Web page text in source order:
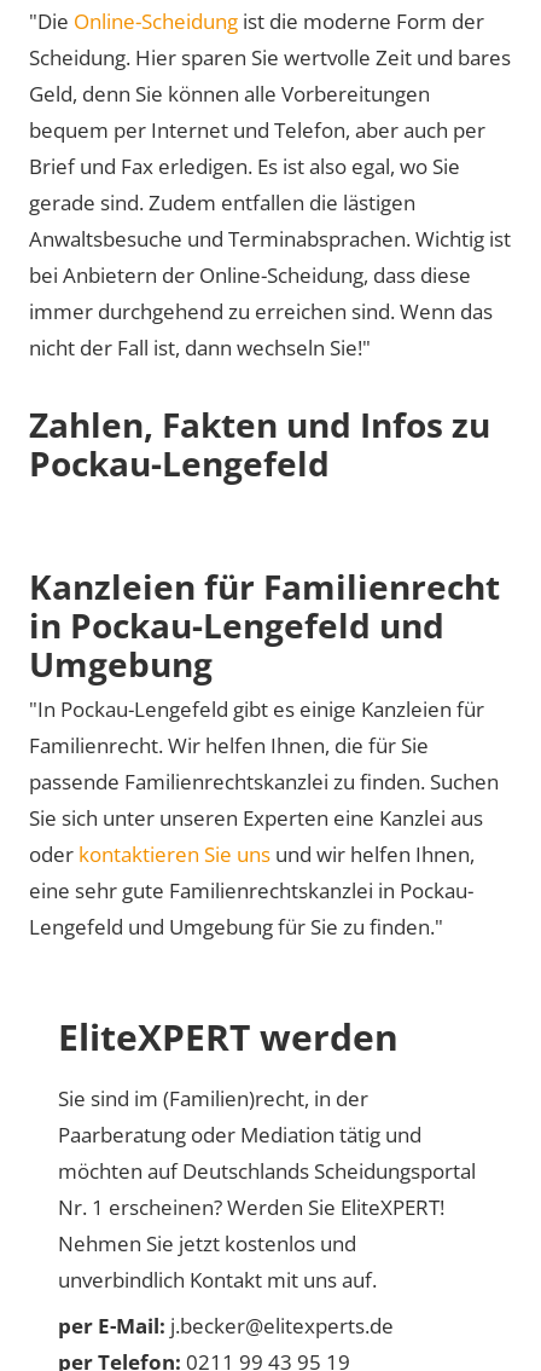
"Die Online-Scheidung ist die moderne Form der
Scheidung. Hier sparen Sie wertvolle Zeit und bares
Geld, denn Sie können alle Vorbereitungen
bequem per Internet und Telefon, aber auch per
Brief und Fax erledigen. Es ist also egal, wo Sie
gerade sind. Zudem entfallen die lästigen
Anwaltsbesuche und Terminabsprachen. Wichtig ist
bei Anbietern der Online-Scheidung, dass diese
immer durchgehend zu erreichen sind. Wenn das
nicht der Fall ist, dann wechseln Sie!"
Zahlen, Fakten und Infos zu
Pockau-Lengefeld
Kanzleien für Familienrecht
in Pockau-Lengefeld und
Umgebung
"In Pockau-Lengefeld gibt es einige Kanzleien für
Familienrecht. Wir helfen Ihnen, die für Sie
passende Familienrechtskanzlei zu finden. Suchen
Sie sich unter unseren Experten eine Kanzlei aus
oder kontaktieren Sie uns und wir helfen Ihnen,
eine sehr gute Familienrechtskanzlei in Pockau-
Lengefeld und Umgebung für Sie zu finden."
EliteXPERT werden
Sie sind im (Familien)recht, in der
Paarberatung oder Mediation tätig und
möchten auf Deutschlands Scheidungsportal
Nr. 1 erscheinen? Werden Sie EliteXPERT!
Nehmen Sie jetzt kostenlos und
unverbindlich Kontakt mit uns auf.
per E-Mail: j.becker@elitexperts.de
per Telefon: 0211 99 43 95 19